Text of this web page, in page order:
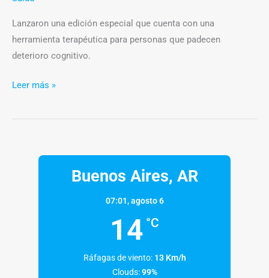
Lanzaron una edición especial que cuenta con una
herramienta terapéutica para personas que padecen
deterioro cognitivo.
Leer más »
Buenos Aires, AR
07:01,agosto 6
14 °C
Ráfagas de viento: 13 Km/h
Clouds: 99%